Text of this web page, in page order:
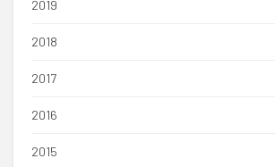
2019
2018
2017
2016
2015